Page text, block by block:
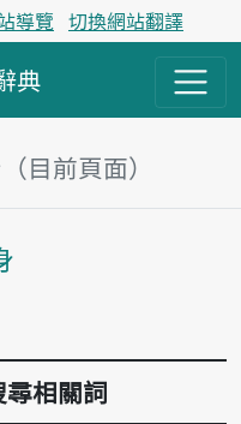
導覽 切換網站翻譯
典
目前頁面）
容區塊
尋相關詞